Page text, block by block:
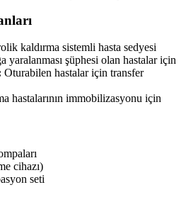
kaldırma sistemli hasta sedyesi
yaralanması şüphesi olan hastalar için
Oturabilen hastalar için transfer
hastalarının immobilizasyonu için
cihazı)
seti